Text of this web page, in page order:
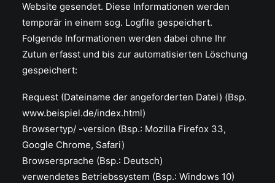
Website gesendet. Diese Informationen werden
temporär in einem sog. Logfile gespeichert.
Folgende Informationen werden dabei ohne Ihr
Zutun erfasst und bis zur automatisierten Löschung
gespeichert:
Request (Dateiname der angeforderten Datei) (Bsp.
www.beispiel.de/index.html)
Browsertyp/ -version (Bsp.: Mozilla Firefox 33,
Google Chrome, Safari)
Browsersprache (Bsp.: Deutsch)
verwendetes Betriebssystem (Bsp.: Windows 10)